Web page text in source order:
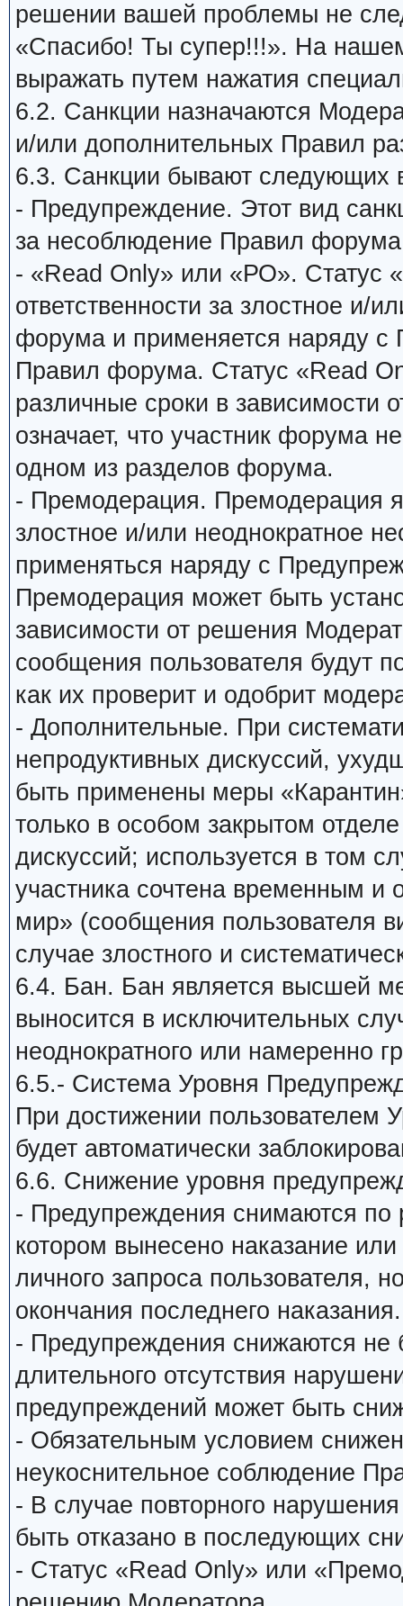
решении вашей проблемы не
«Спасибо! Ты супер!!!». На
выражать путем нажатия
6.2. Санкции назначаются
и/или дополнительных Правил
6.3. Санкции бывают следующих
- Предупреждение. Этот вид
за несоблюдение Правил
- «Read Only» или «РО». Статус
ответственности за злостное и/
форума и применяется наряду
Правил форума. Статус «Read
различные сроки в зависимости
означает, что участник форума
одном из разделов форума.
- Премодерация. Премодерация
злостное и/или неоднократное
применяться наряду с
Премодерация может быть
зависимости от решения
сообщения пользователя будут
как их проверит и одобрит
- Дополнительные. При
непродуктивных дискуссий,
быть применены меры
только в особом закрытом
дискуссий; используется в том
участника сочтена временным
мир» (сообщения пользователя
случае злостного и
6.4. Бан. Бан является высшей
выносится в исключительных
неоднократного или намеренно
6.5.- Система Уровня
При достижении пользователем
будет автоматически
6.6. Снижение уровня
- Предупреждения снимаются
котором вынесено наказание
личного запроса пользователя,
окончания последнего наказания.
- Предупреждения снижаются
длительного отсутствия
предупреждений может быть
- Обязательным условием
неукоснительное соблюдение
- В случае повторного
быть отказано в последующих
- Статус «Read Only» или